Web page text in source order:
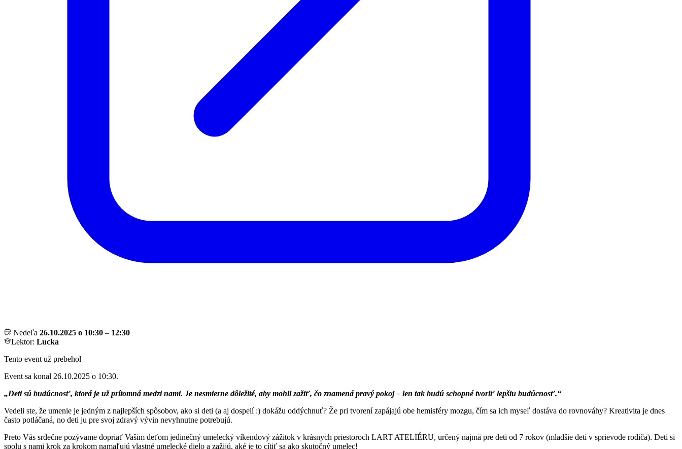
Nedeľa 26.10.2025 o 10:30 – 12:30
Lektor: Lucka
Tento event už prebehol
Event sa konal 26.10.2025 o 10:30.
„Deti sú budúcnosť, ktorá je už prítomná medzi nami. Je nesmierne dôležité, aby mohli zažiť, čo znamená pravý pokoj – len tak budú schopné tvoriť lepšiu budúcnosť.“
Vedeli ste, že umenie je jedným z najlepších spôsobov, ako si deti (a aj dospelí :) dokážu oddýchnuť? Že pri tvorení zapájajú obe hemisféry mozgu, čím sa ich myseľ dostáva do rovnováhy? Kreativita je dnes
často potláčaná, no deti ju pre svoj zdravý vývin nevyhnutne potrebujú.
Preto Vás srdečne pozývame dopriať Vašim deťom jedinečný umelecký víkendový zážitok v krásnych priestoroch LART ATELIÉRU, určený najmä pre deti od 7 rokov (mladšie deti v sprievode rodiča). Deti si
spolu s nami krok za krokom namaľujú vlastné umelecké dielo a zažijú, aké je to cítiť sa ako skutočný umelec!